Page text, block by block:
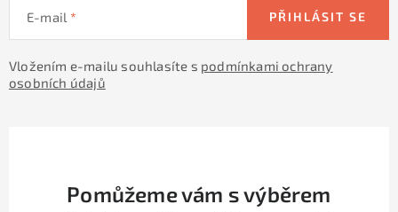
E-mail
Vložením e-mailu souhlasíte s podmínkami ochrany
osobních údajů
PŘIHLÁSIT SE
Pomůžeme vám s výběrem